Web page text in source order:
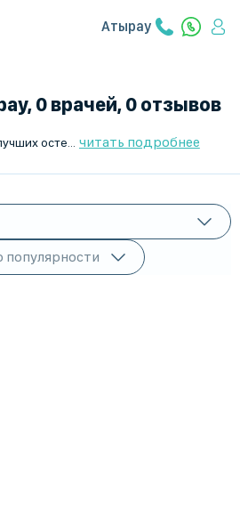
Атырау
0 врачей, 0 отзывов
читать подробнее